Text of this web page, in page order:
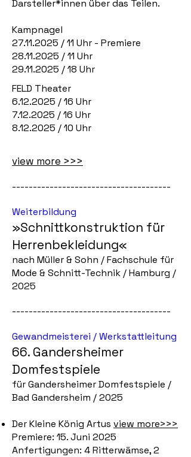
Darsteller*innen über das Teilen.
Kampnagel
27.11.2025 / 11 Uhr - Premiere
28.11.2025 / 11 Uhr
29.11.2025 / 18 Uhr
FELD Theater
6.12.2025 / 16 Uhr
7.12.2025 / 16 Uhr
8.12.2025 / 10 Uhr
view more >>>
--------------------------------------
Weiterbildung
»Schnittkonstruktion für
Herrenbekleidung«
nach Müller & Sohn / Fachschule für
Mode & Schnitt-Technik / Hamburg /
2025
--------------------------------------
Gewandmeisterei / Werkstattleitung
66. Gandersheimer
Domfestspiele
für Gandersheimer Domfestspiele /
Bad Gandersheim / 2025
Der Kleine König Artus view more>>>
Premiere: 15. Juni 2025
Anfertigungen: 4 Ritterwämse, 2